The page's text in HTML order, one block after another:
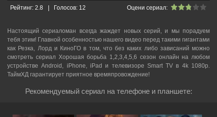
Оцени сериал:
Рейтинг: 2.8 Голосов: 12
Настоящий сериаломан всегда жаждет новых серий, и мы порадуем
тебя этим! Главной особенностью нашего видео перед такими гигантами
как Резка, Лорд и КиноГО в том, что без каких либо зависаний можно
смотреть cериал Хорошая борьба 1,2,3,4,5,6 сезон онлайн на любом
устройстве Android, iPhone, iPad и телевизоре Smart TV в 4k 1080p.
ТаймХД гарантирует приятное времяпровождение!
Рекомендуемый сериал на телефоне и планшете: